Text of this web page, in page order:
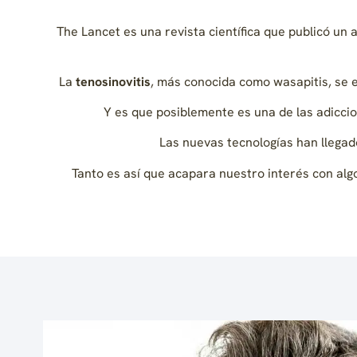
The Lancet es una revista científica que publicó
La tenosinovitis, más conocida como wasapitis,
Y es que posiblemente es una de las
Las nuevas tecnologías han
Tanto es así que acapara nuestro interés con